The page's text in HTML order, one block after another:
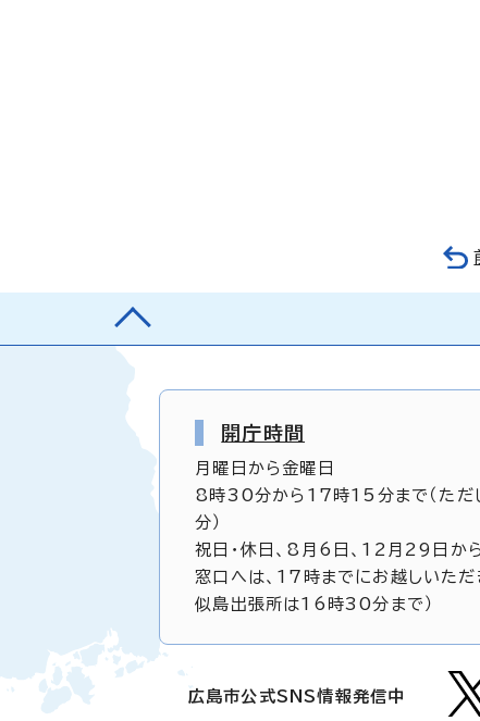
開庁時間
月曜日から金曜日
8時30分から17時15分まで（ただ
分）
祝日・休日、8月6日、12月29日か
窓口へは、17時までにお越しいただ
似島出張所は16時30分まで）
広島市公式SNS情報発信中